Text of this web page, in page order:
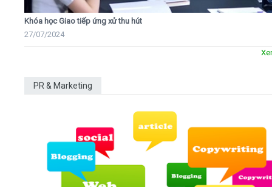
Khóa học Giao tiếp ứng xử thu hút
27/07/2024
PR & Marketing